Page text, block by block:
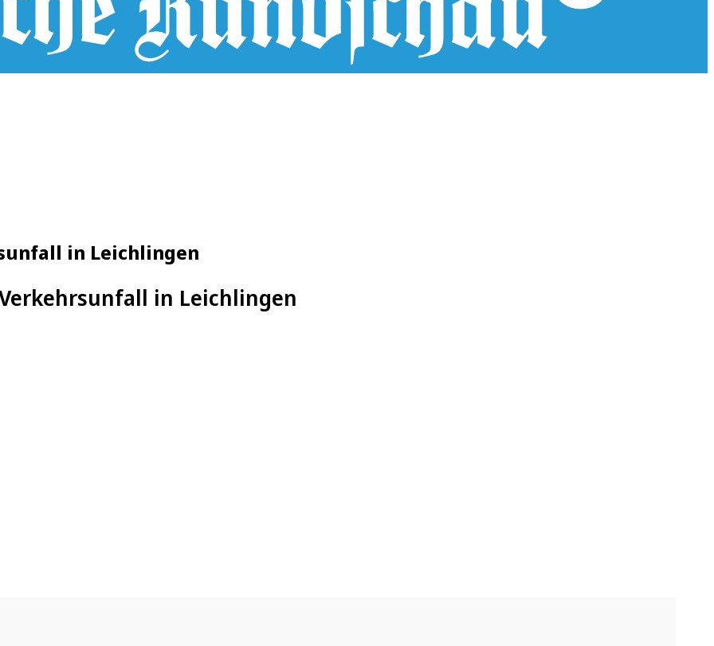
in Leichlingen
in Leichlingen